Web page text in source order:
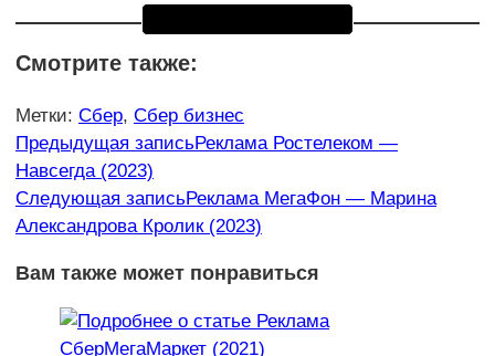
Смотрите также:
Метки: Сбер, Сбер бизнес
Еще
статьи
Предыдущая записьРеклама Ростелеком —
Навсегда (2023)
Следующая записьРеклама МегаФон — Марина
Александрова Кролик (2023)
Вам также может понравиться